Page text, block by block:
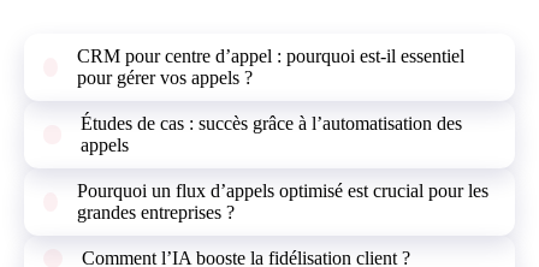
CRM pour centre d’appel : pourquoi est-il essentiel
pour gérer vos appels ?
Études de cas : succès grâce à l’automatisation des
appels
Pourquoi un flux d’appels optimisé est crucial pour les
grandes entreprises ?
Comment l’IA booste la fidélisation client ?